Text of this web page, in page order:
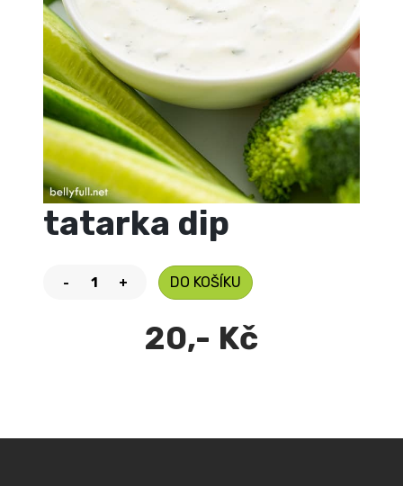
tatarka dip
- + DO KOŠÍKU
20,- Kč